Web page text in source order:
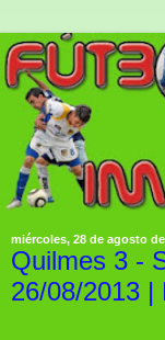
miércoles, 28 de agosto
Quilmes 3 -
26/08/2013 |